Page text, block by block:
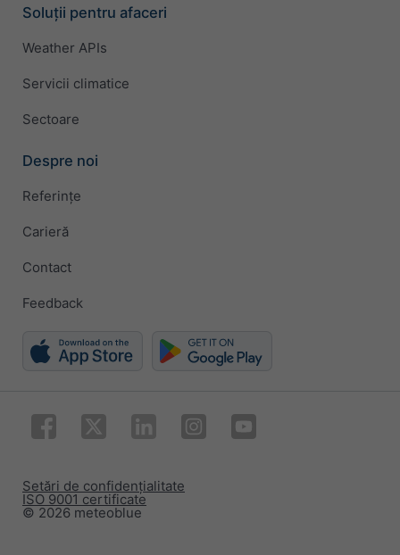
Soluții pentru afaceri
Weather APIs
Servicii climatice
Sectoare
Despre noi
Referințe
Carieră
Contact
Feedback
© 2026 meteoblue
ISO 9001 certificate
Setări de confidențialitate